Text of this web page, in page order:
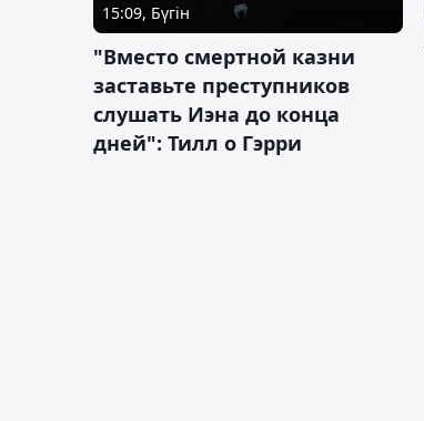
15:09, Бүгін
"Вместо смертной казни
заставьте преступников
слушать Иэна до конца
дней": Тилл о Гэрри